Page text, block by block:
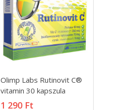
Olimp Labs Rutinovit C®
vitamin 30 kapszula
1 290 Ft
Olimp Labs Rutinovit C®
vitamin 30 kapszula
1 290 Ft